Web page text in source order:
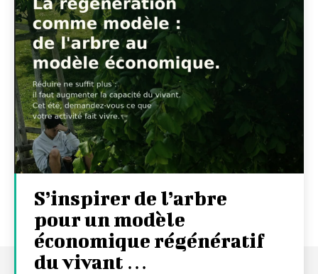
S’inspirer de l’arbre
pour un modèle
économique régénératif
du vivant …